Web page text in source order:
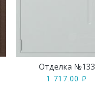
Отделка №133
1 717.00₽